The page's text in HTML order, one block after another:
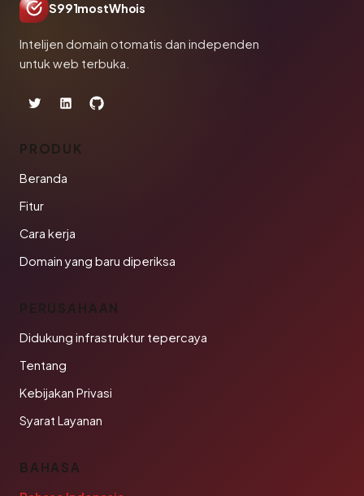
S991mostWhois
Intelijen domain otomatis dan independen
untuk web terbuka.
PRODUK
Beranda
Fitur
Cara kerja
Domain yang baru diperiksa
PERUSAHAAN
Didukung infrastruktur tepercaya
Tentang
Kebijakan Privasi
Syarat Layanan
BAHASA